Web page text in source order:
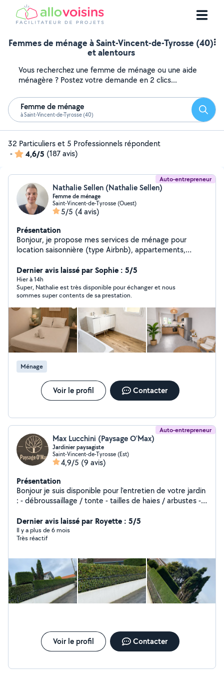
Femmes de ménage à Saint-Vincent-de-Tyrosse (40)
et alentours
Vous recherchez une femme de ménage ou une aide
ménagère ? Postez votre demande en 2 clics...
Femme de ménage
à Saint-Vincent-de-Tyrosse (40)
32 Particuliers et 5 Professionnels répondent
-
4,6/5 (187 avis)
Auto-entrepreneur
Nathalie Sellen (Nathalie Sellen)
Femme de ménage
Saint-Vincent-de-Tyrosse (Ouest)
5/5 (4 avis)
Présentation
Bonjour, je propose mes services de ménage pour
location saisonnière (type Airbnb), appartements,
ponctuel. Les particuliers peuvent bénéficier de l'avance
immédiate du crédit d'impôt (50%). Sérieuse, organisée
et minutieuse, j'ai à cœur de fournir un travail soigné et
de qualité. Réactive et ponctuelle, je m'adapte à vos
besoins . N'hésitez pas à me contacter pour plus
d'informations.
Dernier avis laissé par Sophie : 5/5
Hier à 14h
Super, Nathalie est très disponible pour échanger et nous
sommes super contents de sa prestation.
Ménage
Voir le profil Contacter
Auto-entrepreneur
Max Lucchini (Paysage O’Max)
Jardinier paysagiste
Saint-Vincent-de-Tyrosse (Est)
4,9/5 (9 avis)
Présentation
Bonjour je suis disponible pour l'entretien de votre jardin
: - débroussaillage / tonte - tailles de haies / arbustes -
soufflage / ramassage ) - plantations / engazonnement -
pose de gazon en plaque - diverses petites créations /
bricolage Multiservices
Dernier avis laissé par Royette : 5/5
Il y a plus de 6 mois
Très réactif
Voir le profil Contacter